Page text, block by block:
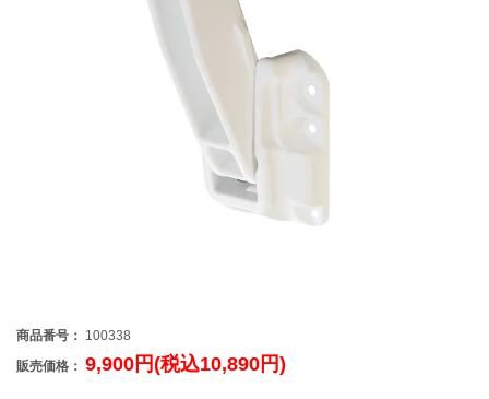
商品番号： 100338
販売価格： 9,900円(税込10,890円)